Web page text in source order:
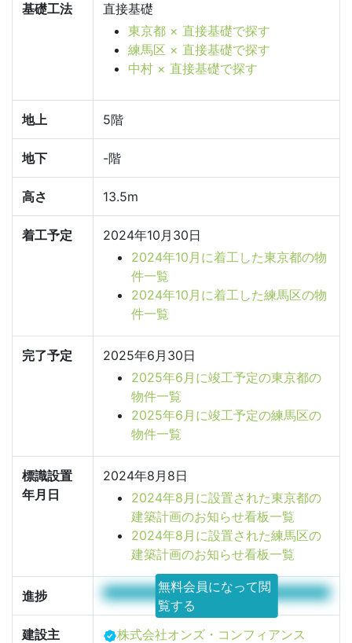
基礎工法
直接基礎
東京都 × 直接基礎で探す
練馬区 × 直接基礎で探す
中村 × 直接基礎で探す
地上 5階
地下 -階
高さ 13.5m
着工予定
2024年10月30日
2024年10月に着工した東京都の物
件一覧
2024年10月に着工した練馬区の物
件一覧
完了予定
2025年6月30日
2025年6月に竣工予定の東京都の
物件一覧
2025年6月に竣工予定の練馬区の
物件一覧
標識設置
年月日
2024年8月8日
2024年8月に設置された東京都の
建築計画のお知らせ看板一覧
2024年8月に設置された練馬区の
建築計画のお知らせ看板一覧
進捗 100%
無料会員になって閲
覧する
建設主
株式会社オンズ・コンフィアンス